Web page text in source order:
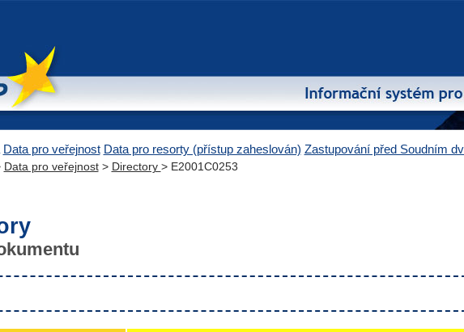
Data pro veřejnost Data pro resorty (přístup zaheslován) Zastupování před Soudním
Data pro veřejnost> Directory > E2001C0253